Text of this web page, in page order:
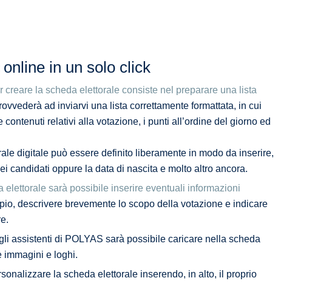
in un solo click
creare la scheda elettorale consiste nel preparare una lista
ad inviarvi una lista correttamente formattata, in cui
relativi alla votazione, i punti all’ordine del giorno ed
digitale può essere definito liberamente in modo da inserire,
candidati oppure la data di nascita e molto altro ancora.
elettorale sarà possibile inserire eventuali informazioni
descrivere brevemente lo scopo della votazione e indicare
assistenti di POLYAS sarà possibile caricare nella scheda
immagini e loghi.
la scheda elettorale inserendo, in alto, il proprio